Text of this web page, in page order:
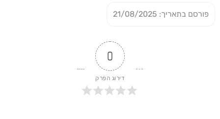
והמאבק על חשיפת האמת 1:59:00 - המסר של מאי לצעירים -
פורסם בתאריך: 21/08/2025
0
דירוג הפרק